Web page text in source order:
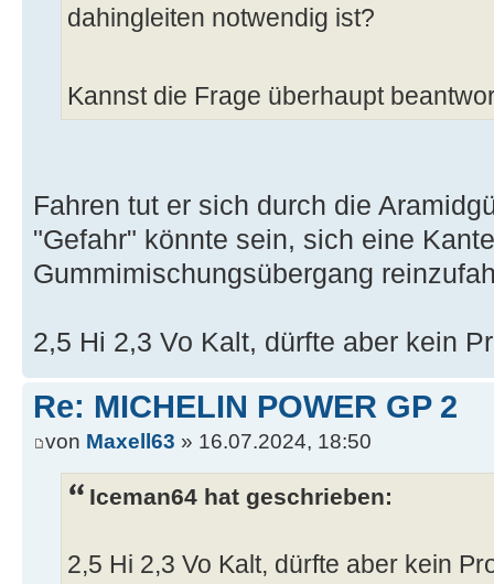
dahingleiten notwendig ist?
Kannst die Frage überhaupt
Fahren tut er sich durch die
"Gefahr" könnte sein, sich eine
Gummimischungsübergang
2,5 Hi 2,3 Vo Kalt, dürfte aber kein
Re: MICHELIN POWER GP 2
von Maxell63 » 16.07.2024, 18:50
Iceman64 hat geschrieben:
2,5 Hi 2,3 Vo Kalt, dürfte aber kein